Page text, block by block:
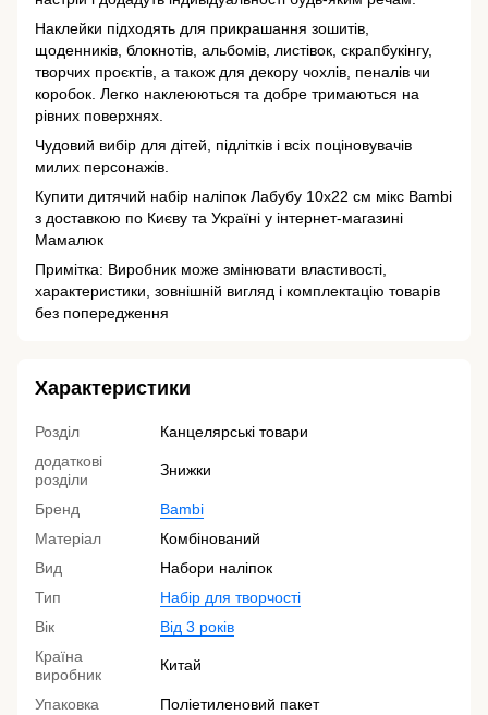
Наклейки підходять для прикрашання зошитів,
щоденників, блокнотів, альбомів, листівок, скрапбукінгу,
творчих проєктів, а також для декору чохлів, пеналів чи
коробок. Легко наклеюються та добре тримаються на
рівних поверхнях.
Чудовий вибір для дітей, підлітків і всіх поціновувачів
милих персонажів.
Купити дитячий набір наліпок Лабубу 10х22 см мікс Bambi
з доставкою по Києву та Україні у інтернет-магазині
Мамалюк
Примітка: Виробник може змінювати властивості,
характеристики, зовнішній вигляд і комплектацію товарів
без попередження
Характеристики
Розділ
Канцелярські товари
додаткові
розділи
Знижки
Бренд
Bambi
Матеріал
Комбінований
Вид
Набори наліпок
Тип
Набір для творчості
Вік
Від 3 років
Країна
виробник
Китай
Упаковка
Поліетиленовий пакет